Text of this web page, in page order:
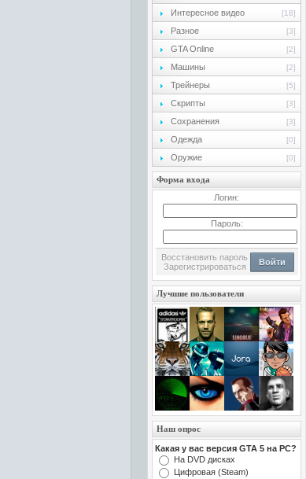
Интересное видео [18]
Разное [3]
GTA Online [2]
Машины [2]
Трейнеры [5]
Скрипты [3]
Сохранения [3]
Одежда [0]
Оружие [0]
Форма входа
Логин:
Пароль:
Войти
Восстановить пароль
Зарегистрироваться
Лучшие пользователи
Наш опрос
Какая у вас версия GTA 5 на PC?
На DVD дисках
Цифровая (Steam)